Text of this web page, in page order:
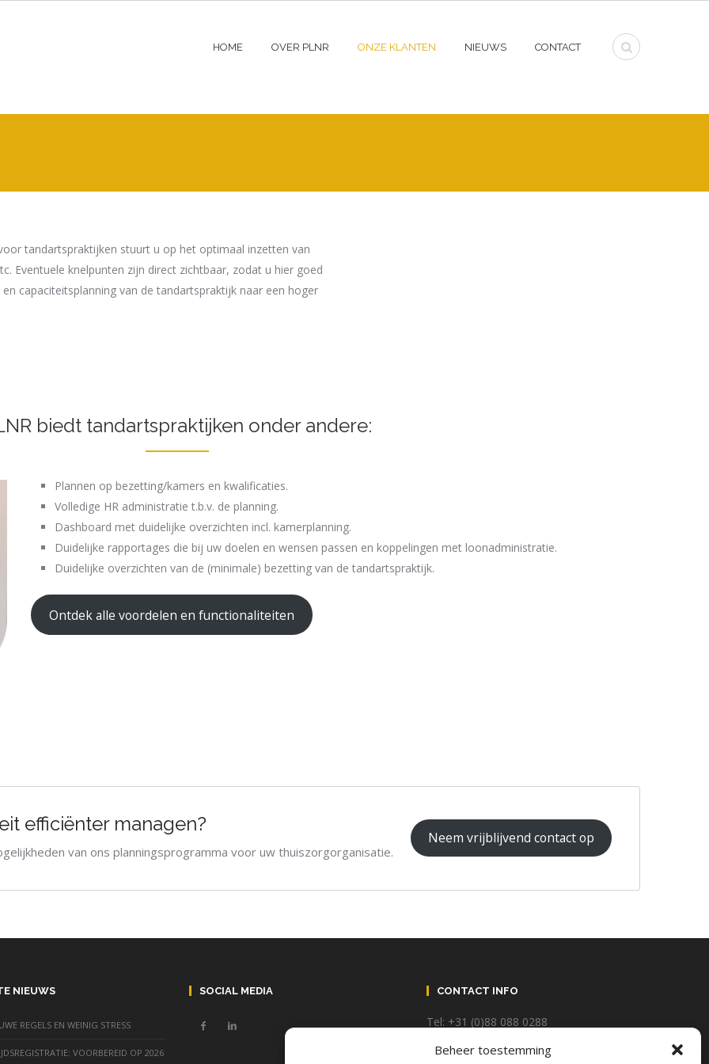
Beheer toestemming
HOME OVER PLNR ONZE KLANTEN NIEUWS CONTACT
tandartspraktijken stuurt u op het optimaal inzetten van
Eventuele knelpunten zijn direct zichtbaar, zodat u hier goed
capaciteitsplanning van de tandartspraktijk naar een hoger
biedt tandartspraktijken onder andere:
Plannen op bezetting/kamers en kwalificaties.
Volledige HR administratie t.b.v. de planning.
Dashboard met duidelijke overzichten incl. kamerplanning.
Duidelijke rapportages die bij uw doelen en wensen passen en koppelingen met loonadministratie.
Duidelijke overzichten van de (minimale) bezetting van de tandartspraktijk.
Ontdek alle voordelen en functionaliteiten
efficiënter managen?
van ons planningsprogramma voor uw thuiszorgorganisatie.
Neem vrijblijvend contact op
NIEUWS
REGELS EN WEINIG STRESS
VOORBEREID OP 2026
SOCIAL MEDIA CONTACT INFO
Tel: +31 (0)88 088 0288
@:info@plnr.nl